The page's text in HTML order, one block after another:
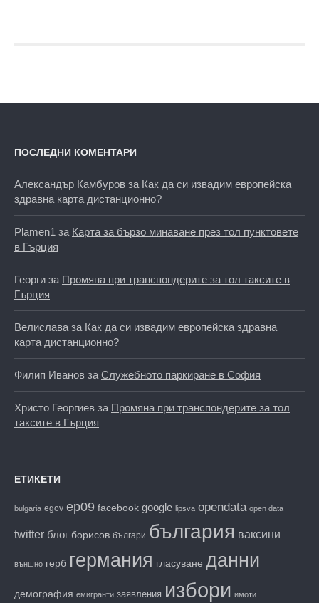
ПОСЛЕДНИ КОМЕНТАРИ
Александър Камбуров за Как да си извадим европейска
здравна карта дистанционно?
Plamen1 за Карта за бързо минаване през тол пунктовете
в Гърция
Георги за Промяна при транспондерите за тол таксите в
Гърция
Велислава за Как да си извадим европейска здравна
карта дистанционно?
Филип Иванов за Служебното паркиране в София
Христо Георгиев за Промяна при транспондерите за тол
таксите в Гърция
ЕТИКЕТИ
bulgaria egov ep09 facebook google lipsva opendata open data
twitter блог борисов българи българия ваксини
външно герб германия гласуване данни
демография емигранти заявления избори имоти